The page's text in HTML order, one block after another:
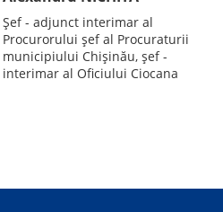
Șef - adjunct interimar al
Procurorului șef al Procuraturii
municipiului Chișinău, șef -
interimar al Oficiului Ciocana